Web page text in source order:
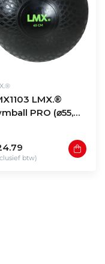
LMX.®
PRO (⌀55,
btw)